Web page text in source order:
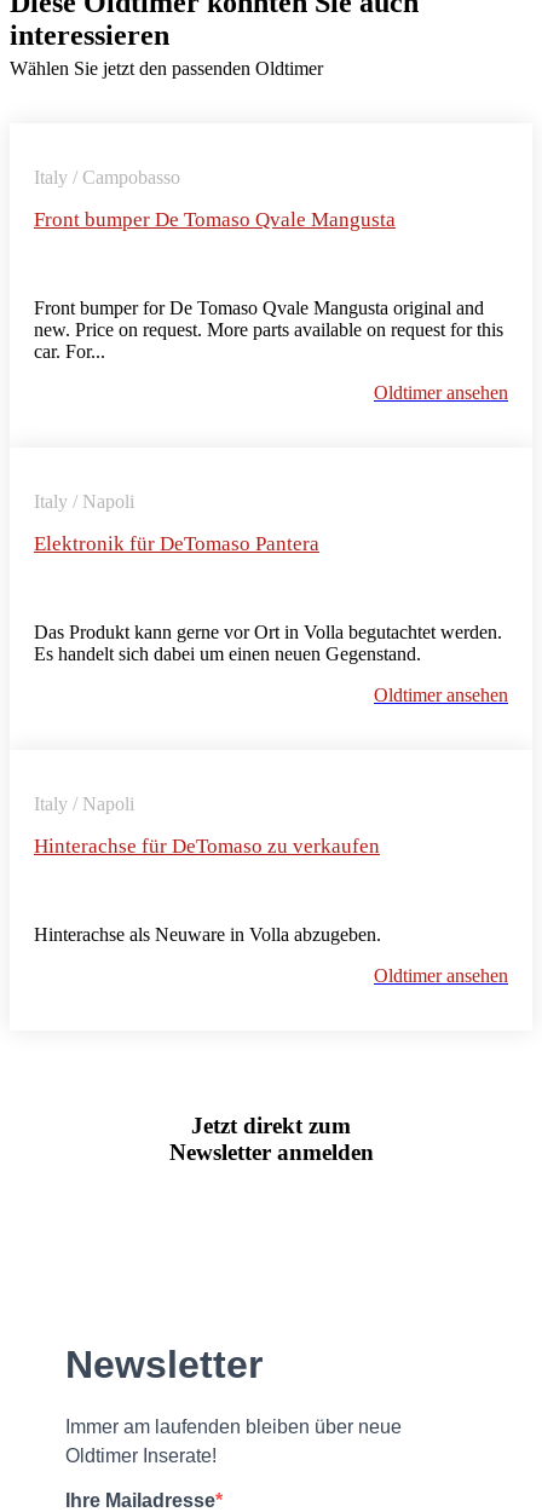
interessieren
Wählen Sie jetzt den passenden Oldtimer
Italy / Campobasso
Front bumper De Tomaso Qvale Mangusta
Front bumper for De Tomaso Qvale Mangusta original and
new. Price on request. More parts available on request for this
car. For...
Oldtimer ansehen
Italy / Napoli
Elektronik für DeTomaso Pantera
Das Produkt kann gerne vor Ort in Volla begutachtet werden.
Es handelt sich dabei um einen neuen Gegenstand.
Oldtimer ansehen
Italy / Napoli
Hinterachse für DeTomaso zu verkaufen
Hinterachse als Neuware in Volla abzugeben.
Oldtimer ansehen
Jetzt direkt zum
Newsletter anmelden